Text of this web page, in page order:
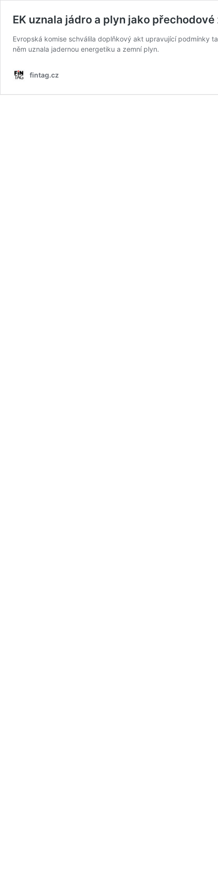
EK uznala jádro a plyn jako
Evropská komise schválila doplňkový akt upravující podmínky
něm uznala jadernou energetiku a zemní plyn.
fintag.cz